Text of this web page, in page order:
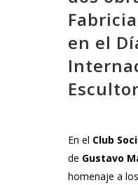
en el
Escultor
En el Club
de Gustavo
homenaje a